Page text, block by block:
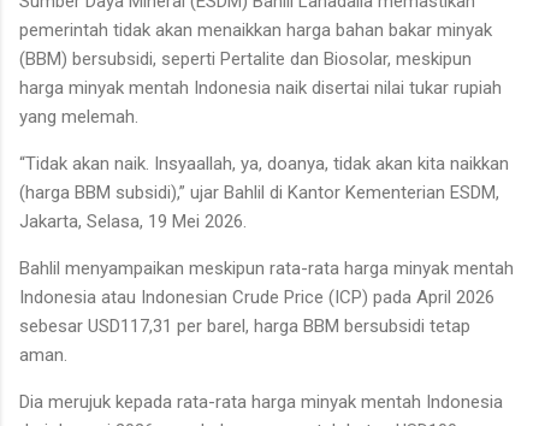
pemerintah tidak akan menaikkan harga bahan bakar minyak
(BBM) bersubsidi, seperti Pertalite dan Biosolar, meskipun
harga minyak mentah Indonesia naik disertai nilai tukar rupiah
yang melemah.
“Tidak akan naik. Insyaallah, ya, doanya, tidak akan kita naikkan
(harga BBM subsidi),” ujar Bahlil di Kantor Kementerian ESDM,
Jakarta, Selasa, 19 Mei 2026.
Bahlil menyampaikan meskipun rata-rata harga minyak mentah
Indonesia atau Indonesian Crude Price (ICP) pada April 2026
sebesar USD117,31 per barel, harga BBM bersubsidi tetap
aman.
Dia merujuk kepada rata-rata harga minyak mentah Indonesia